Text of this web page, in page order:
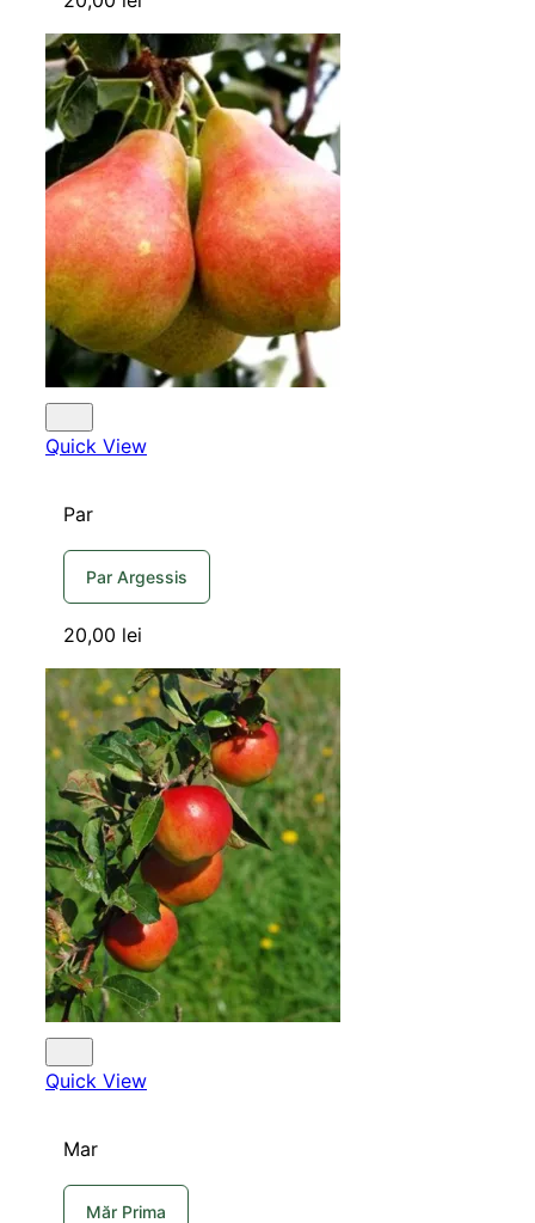
Quick View
Par
Par Argessis
20,00 lei
Quick View
Mar
Măr Prima